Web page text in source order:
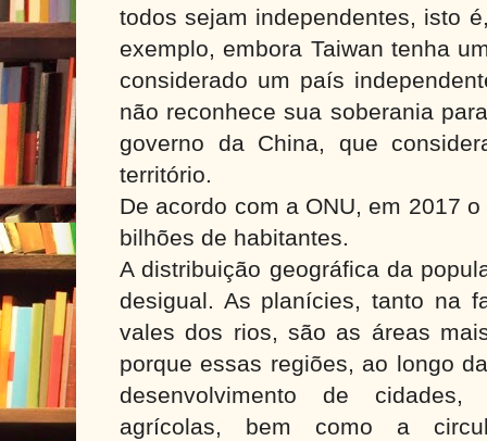
todos sejam independentes, isto
exemplo, embora Taiwan tenha
considerado um país
não reconhece sua soberania
governo da China, que
território.
De acordo com a ONU, em 2017
bilhões de habitantes.
A distribuição geográfica da
desigual. As planícies, tanto na
vales dos rios, são as áreas
porque essas regiões, ao longo
desenvolvimento de
agrícolas, bem como a